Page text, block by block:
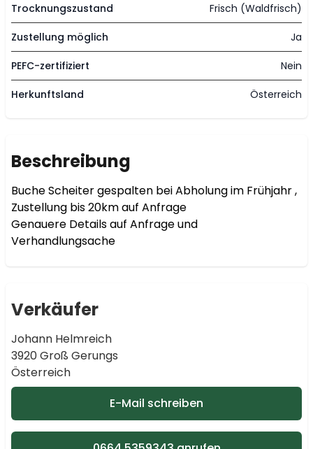
Trocknungszustand Frisch (Waldfrisch)
Zustellung möglich Ja
PEFC-zertifiziert Nein
Herkunftsland Österreich
Beschreibung
Buche Scheiter gespalten bei Abholung im Frühjahr ,
Zustellung bis 20km auf Anfrage
Genauere Details auf Anfrage und
Verhandlungsache
Verkäufer
Johann Helmreich
3920 Groß Gerungs
Österreich
E-Mail schreiben